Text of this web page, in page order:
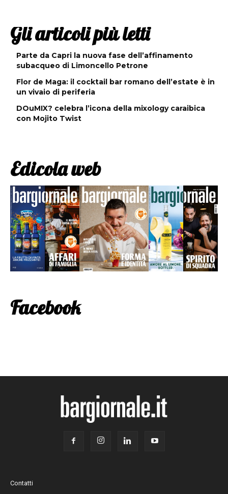
Gli articoli più letti
Parte da Capri la nuova fase dell’affinamento
subacqueo di Limoncello Petrone
Flor de Maga: il cocktail bar romano dell’estate è in
un vivaio di periferia
DOuMIX? celebra l’icona della mixology caraibica
con Mojito Twist
Edicola web
Facebook
Contatti